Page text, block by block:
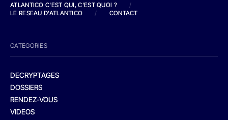
ATLANTICO C'EST QUI, C'EST QUOI ?
/
LE RESEAU D'ATLANTICO
/ CONTACT
CATEGORIES
DECRYPTAGES
DOSSIERS
RENDEZ-VOUS
VIDEOS